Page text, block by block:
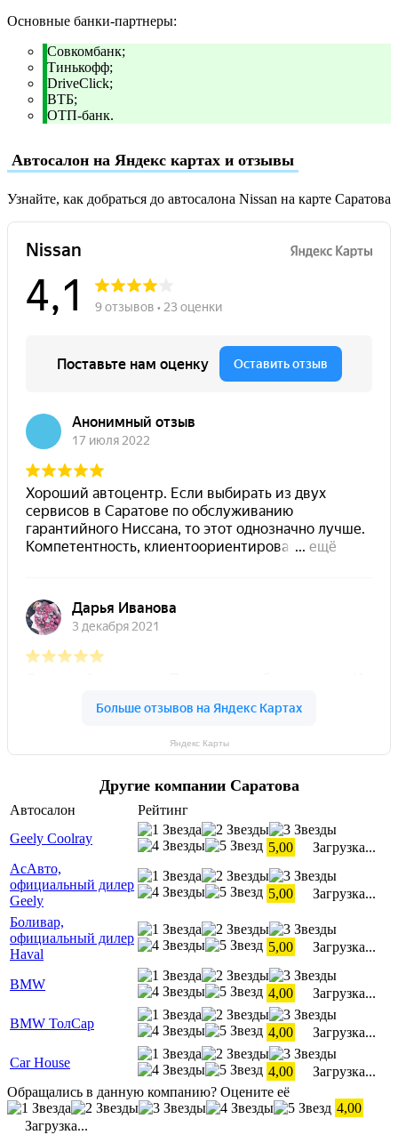
Основные банки-партнеры:
Совкомбанк;
Тинькофф;
DriveClick;
ВТБ;
ОТП-банк.
Автосалон на Яндекс картах и отзывы
Узнайте, как добраться до автосалона Nissan на карте Саратова
Яндекс Карты
Другие компании Саратова
Автосалон
Рейтинг
Geely Coolray
5,00
Загрузка...
АсАвто,
официальный дилер
Geely
5,00
Загрузка...
Боливар,
официальный дилер
Haval
5,00 Загрузка...
BMW
4,00
Загрузка...
BMW ТолСар
4,00
Загрузка...
Car House
4,00
Загрузка...
Обращались в данную компанию? Оцените её
4,00
Загрузка...